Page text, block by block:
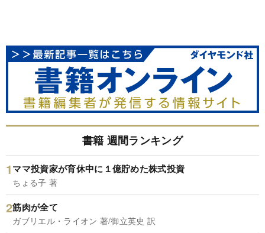
書籍 週間ランキング
ママ投資家が育休中に１億貯めた株式投資
ちょる子 著
筋肉が全て
ガブリエル・ライオン 著/御立英史 訳